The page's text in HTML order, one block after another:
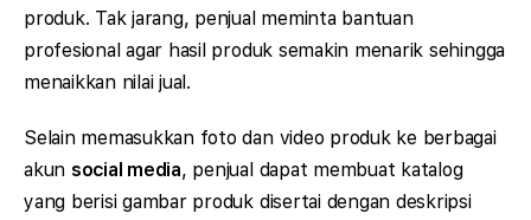
produk. Tak jarang, penjual meminta bantuan
profesional agar hasil produk semakin menarik sehingga
menaikkan nilai jual.
Selain memasukkan foto dan video produk ke berbagai
akun social media, penjual dapat membuat katalog
yang berisi gambar produk disertai dengan deskripsi